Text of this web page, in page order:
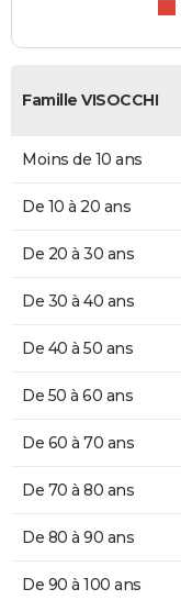
Famille VISOCCHI
Moins de 10 ans
De 10 à 20 ans
De 20 à 30 ans
De 30 à 40 ans
De 40 à 50 ans
De 50 à 60 ans
De 60 à 70 ans
De 70 à 80 ans
De 80 à 90 ans
De 90 à 100 ans